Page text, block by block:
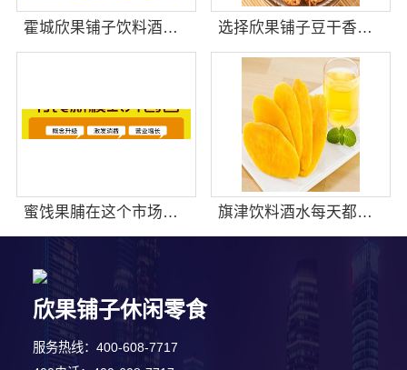
霍城欣果铺子饮料酒水为您提供优质的产品 选择欣果铺子豆干香卤 手机接单无需店面
蜜饯果脯在这个市场中销量怎么样 旗津饮料酒水每天都会光顾这家店
欣果铺子休闲零食
服务热线：400-608-7717
3分钟前 韩女士 正在咨询